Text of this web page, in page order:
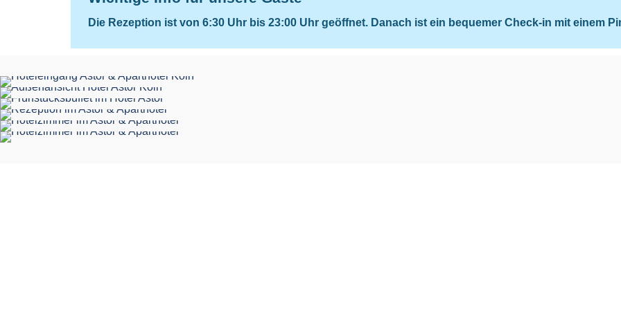
Die Rezeption ist von 6:30 Uhr bis 23:00 Uhr geöffnet. Danach ist ein bequemer Check-in mit einem